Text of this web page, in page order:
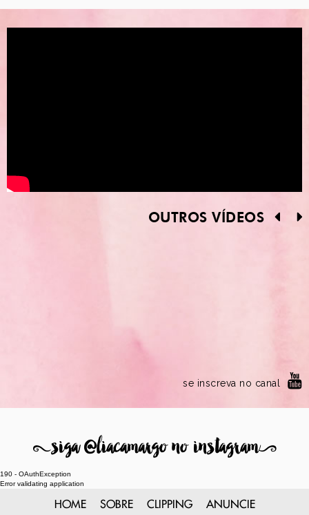
OUTROS VÍDEOS
se inscreva no canal
8siga @liacamargo no instagram9
190 - OAuthException
Error validating application
HOME SOBRE CLIPPING ANUNCIE